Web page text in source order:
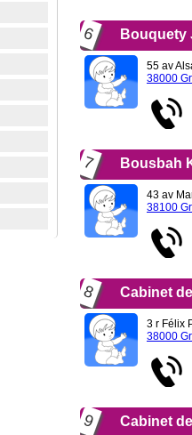
6 Bouquety
55 av
38000
7 Bousbah
43 av
38100
8 Cabinet
3 r Félix
38000
9 Cabinet